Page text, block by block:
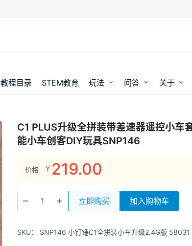
教程目录 STEM教育 玩法 问答 关于
C1 PLUS升级全拼装带差速器遥控小车
能小车创客DIY玩具SNP146
价格 ¥ 219.00
立即购买 加入购物车
SKU： SNP146 小钉锤C1全拼装小车升级2.4G版 58031